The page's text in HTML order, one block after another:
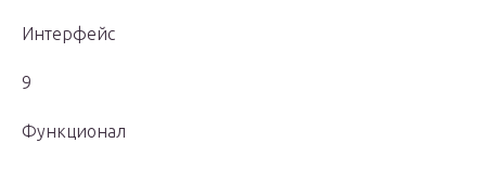
Интерфейс
9
Функционал